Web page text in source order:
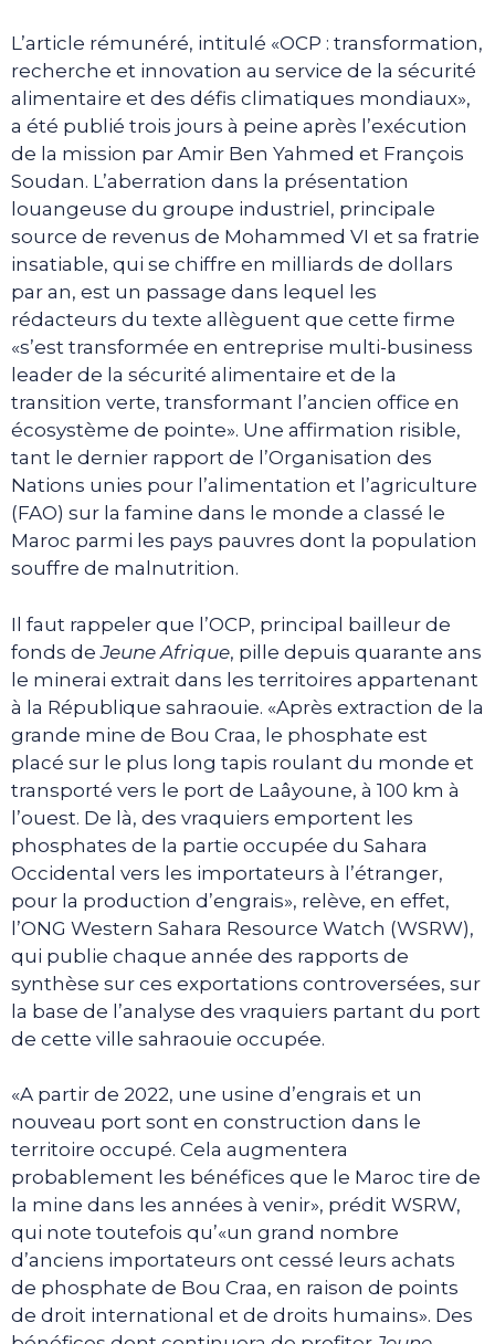
L’article rémunéré, intitulé «OCP : transformation,
recherche et innovation au service de la sécurité
alimentaire et des défis climatiques mondiaux»,
a été publié trois jours à peine après l’exécution
de la mission par Amir Ben Yahmed et François
Soudan. L’aberration dans la présentation
louangeuse du groupe industriel, principale
source de revenus de Mohammed VI et sa fratrie
insatiable, qui se chiffre en milliards de dollars
par an, est un passage dans lequel les
rédacteurs du texte allèguent que cette firme
«s’est transformée en entreprise multi-business
leader de la sécurité alimentaire et de la
transition verte, transformant l’ancien office en
écosystème de pointe». Une affirmation risible,
tant le dernier rapport de l’Organisation des
Nations unies pour l’alimentation et l’agriculture
(FAO) sur la famine dans le monde a classé le
Maroc parmi les pays pauvres dont la population
souffre de malnutrition.
Il faut rappeler que l’OCP, principal bailleur de
fonds deJeune Afrique, pille depuis quarante ans
le minerai extrait dans les territoires appartenant
à la République sahraouie. «Après extraction de la
grande mine de Bou Craa, le phosphate est
placé sur le plus long tapis roulant du monde et
transporté vers le port de Laâyoune, à 100 km à
l’ouest. De là, des vraquiers emportent les
phosphates de la partie occupée du Sahara
Occidental vers les importateurs à l’étranger,
pour la production d’engrais», relève, en effet,
l’ONG Western Sahara Resource Watch (WSRW),
qui publie chaque année des rapports de
synthèse sur ces exportations controversées, sur
la base de l’analyse des vraquiers partant du port
de cette ville sahraouie occupée.
«A partir de 2022, une usine d’engrais et un
nouveau port sont en construction dans le
territoire occupé. Cela augmentera
probablement les bénéfices que le Maroc tire de
la mine dans les années à venir», prédit WSRW,
qui note toutefois qu’«un grand nombre
d’anciens importateurs ont cessé leurs achats
de phosphate de Bou Craa, en raison de points
de droit international et de droits humains». Des